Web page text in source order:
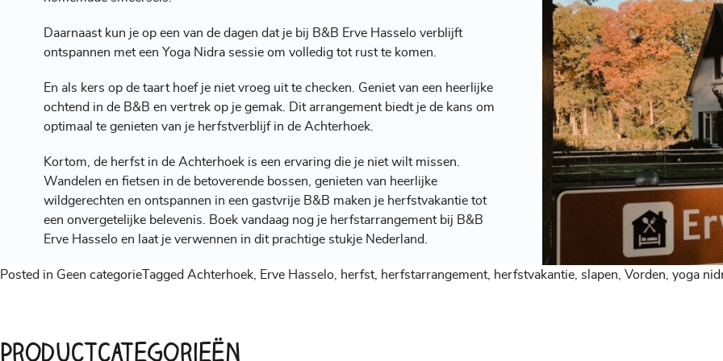
Daarnaast kun je op een van de dagen dat je bij B&B Erve Hasselo verblijft
ontspannen met een Yoga Nidra sessie om volledig tot rust te komen.
En als kers op de taart hoef je niet vroeg uit te checken. Geniet van een heerlijke
ochtend in de B&B en vertrek op je gemak. Dit arrangement biedt je de kans om
optimaal te genieten van je herfstverblijf in de Achterhoek.
Kortom, de herfst in de Achterhoek is een ervaring die je niet wilt missen.
Wandelen en fietsen in de betoverende bossen, genieten van heerlijke
wildgerechten en ontspannen in een gastvrije B&B maken je herfstvakantie tot
een onvergetelijke belevenis. Boek vandaag nog je herfstarrangementbij B&B
Erve Hasselo en laat je verwennen in dit prachtige stukje Nederland.
Posted in Geen categorieTagged Achterhoek Erve Hasselo herfst, herfstarrangement, herfstvakantie slapen Vorden yoga
Productcategorieën